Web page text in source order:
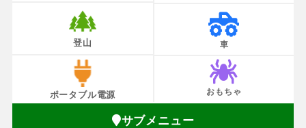
登山 車
ポータブル電源 おもちゃ
サブメニュー